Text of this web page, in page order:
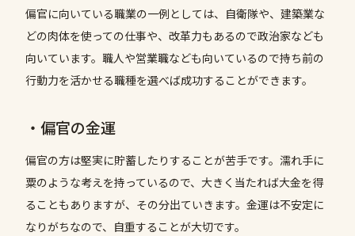
偏官に向いている職業の一例としては、自衛隊や、建築業な
どの肉体を使っての仕事や、改革力もあるので政治家なども
向いています。職人や営業職なども向いているので持ち前の
行動力を活かせる職種を選べば成功することができます。
・偏官の金運
偏官の方は堅実に貯蓄したりすることが苦手です。濡れ手に
粟のような考えを持っているので、大きく当たれば大金を得
ることもありますが、その分出ていきます。金運は不安定に
なりがちなので、自重することが大切です。